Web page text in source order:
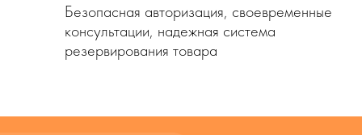
Безопасная авторизация, своевременные
консультации, надежная система
резервирования товара